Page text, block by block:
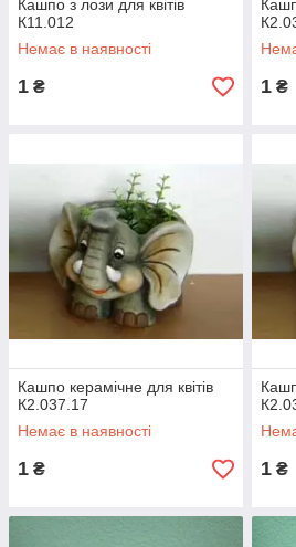
Кашпо з лози для квітів
К11.012
Немає в наявності
1 ₴ 1 ₴
Кашпо керамічне для квітів
К2.037.17
Немає в наявності
1 ₴ 1 ₴